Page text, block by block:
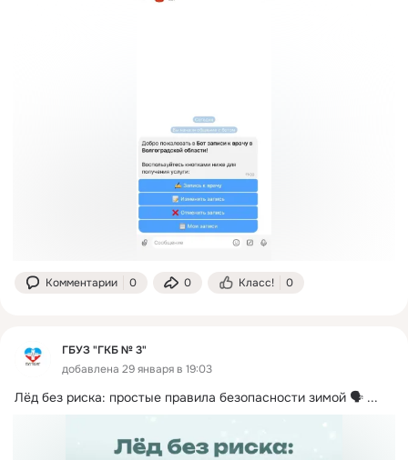
Комментарии 0 0 Класс! 0
ГБУЗ "ГКБ № 3"
добавлена 29 января в 19:03
Лёд без риска: простые правила безопасности зимой 🗣️ ...